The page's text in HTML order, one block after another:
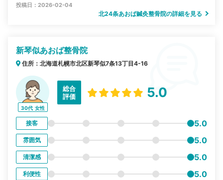
投稿日：2026-02-04
北24条あおば鍼灸整骨院の詳細を見る
新琴似あおば整骨院
住所：北海道札幌市北区新琴似7条13丁目4-16
30代 女性
総合
評価
5.0
接客 5.0
雰囲気 5.0
清潔感 5.0
利便性 5.0